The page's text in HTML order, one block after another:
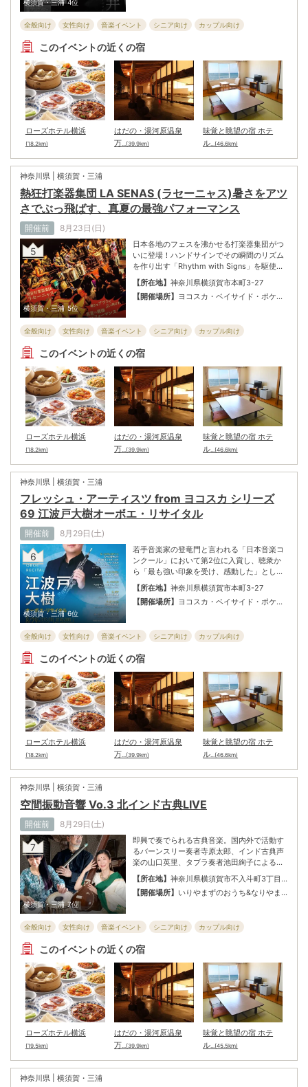
横須賀・三浦 4位
全般向け 女性向け 音楽イベント シニア向け カップル向け
このイベントの近くの宿
ローズホテル横浜
(18.2km)
はだの・湯河原温泉
万...(39.9km)
味覚と眺望の宿 ホテ
ル...(46.6km)
神奈川県 | 横須賀・三浦
熱狂打楽器集団 LA SENAS (ラセーニャス)暑さをアツ
さでぶっ飛ばす、真夏の最強パフォーマンス
開催前 8月23日(日)
5
横須賀・三浦 5位
日本各地のフェスを沸かせる打楽器集団がつ
いに登場！ハンドサインでその瞬間のリズム
を作り出す「Rhythm with Signs」を駆使
し、唯一無二の表現で観る者すべてを魅了す
る「LA SENAS」。大編成で打ち鳴らされる
轟音、即興演奏ならではの予測不能な展開、
就学児童の入場は2F指定席のみ
【所在地】 神奈川県横須賀市本町3-27
【開催場所】 ヨコスカ・ベイサイド・ポケッ
全般向け 女性向け 音楽イベント シニア向け
カップル向け
子ども・ファミリー向け
このイベントの近くの宿
ローズホテル横浜
(18.2km)
はだの・湯河原温泉
万 ...(39.9km)
味覚と眺望の宿 ホテ
ル ...(46.6km)
神奈川県 | 横須賀・三浦
フレッシュ・アーティスツ from ヨコスカ シリーズ
69 江波戸大樹オーボエ・リサイタル
開催前 8月29日(土)
6
横須賀・三浦 6位
若手音楽家の登竜門と言われる「日本音楽コ
ンクール」において第2位に入賞し、聴衆か
ら「最も強い印象を受け、感動した」として
最も多く得票した出場者に贈られる岩谷賞を
受賞。プログラムは、イタリアやフランスな
どのヨーロッパの作品をはじめとした、オー
出す演奏に定評がある遠藤直子の確かなピア
【所在地】 神奈川県横須賀市本町3-27
【開催場所】 ヨコスカ・ベイサイド・ポケッ
全般向け 女性向け 音楽イベント シニア向け カップル向け
このイベントの近くの宿
ローズホテル横浜
(18.2km)
はだの・湯河原温泉
万...(39.9km)
味覚と眺望の宿 ホテ
ル...(46.6km)
神奈川県 | 横須賀・三浦
空間振動音響 Vo.3 北インド古典LIVE
開催前 8月29日(土)
7
横須賀・三浦 7位
即興で奏でられる古典音楽。国内外で活動す
るバーンスリー奏者寺原太郎、インド古典声
楽の山口英里、タブラ奏者池田絢子による北
インド古典音楽ライブ。会場となる「いりや
まずのおうち」は昭和初期の古民家だが床下
に13個、天井に4個のスピーカーを埋め込ま
（バーンスリー奏者）、山口英里（ヴォーカ
【所在地】 神奈川県横須賀市不入斗町3丁目
32
【開催場所】 いりやまずのおうち&なりやま
全般向け 女性向け 音楽イベント シニア向け
カップル向け
子ども・ファミリー向け
このイベントの近くの宿
ローズホテル横浜
(19.5km)
はだの・湯河原温泉
万 ...(39.9km)
味覚と眺望の宿 ホテ
ル ...(45.5km)
神奈川県 | 横須賀・三浦